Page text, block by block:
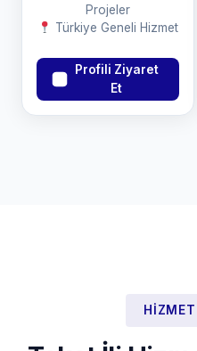
Projeler
Türkiye Geneli Hizmet
Profili Ziyaret
Et
HIZMET